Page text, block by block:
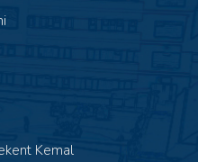
Kemal